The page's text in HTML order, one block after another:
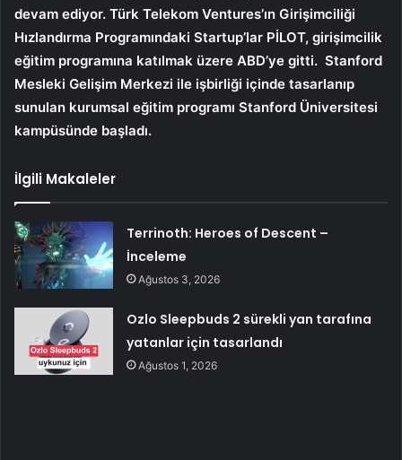
devam ediyor. Türk Telekom Ventures’ın Girişimciliği
Hızlandırma Programındaki Startup’lar PİLOT, girişimcilik
eğitim programına katılmak üzere ABD’ye gitti. Stanford
Mesleki Gelişim Merkezi ile işbirliği içinde tasarlanıp
sunulan kurumsal eğitim programı Stanford Üniversitesi
kampüsünde başladı.
İlgili Makaleler
Terrinoth: Heroes of Descent –
İnceleme
Ağustos 3, 2026
Ozlo Sleepbuds 2 sürekli yan tarafına
yatanlar için tasarlandı
Ağustos 1, 2026